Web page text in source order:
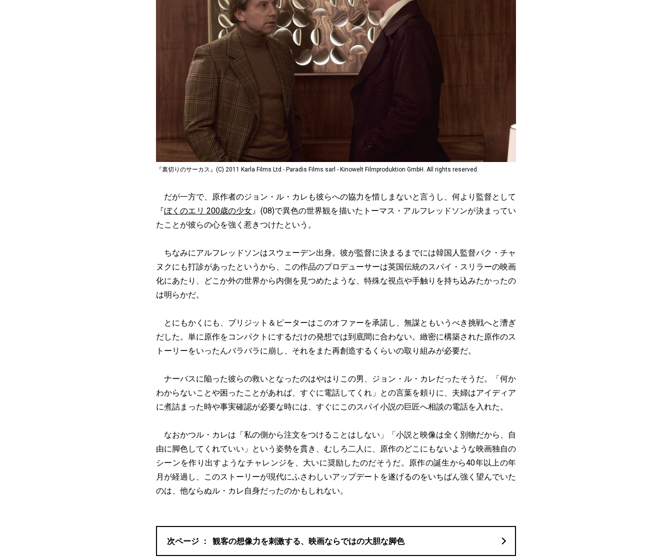
『裏切りのサーカス』(C) 2011 Karla Films Ltd - Paradis Films sarl - Kinowelt Filmproduktion GmbH. All rights reserved.
だが一方で、原作者のジョン・ル・カレも彼らへの協力を惜しまないと言うし、何より監督として
『ぼくのエリ 200歳の少女 』(08)で異色の世界観を描いたトーマス・アルフレッドソンが決まってい
たことが彼らの心を強く惹きつけたという。
ちなみにアルフレッドソンはスウェーデン出身。彼が監督に決まるまでには韓国人監督パク・チャ
ヌクにも打診があったというから、この作品のプロデューサーは英国伝統のスパイ・スリラーの映画
化にあたり、どこか外の世界から内側を見つめたような、特殊な視点や手触りを持ち込みたかったの
は明らかだ。
とにもかくにも、ブリジット＆ピーターはこのオファーを承諾し、無謀ともいうべき挑戦へと漕ぎ
だした。単に原作をコンパクトにするだけの発想では到底間に合わない。緻密に構築された原作のス
トーリーをいったんバラバラに崩し、それをまた再創造するくらいの取り組みが必要だ。
ナーバスに陥った彼らの救いとなったのはやはりこの男、ジョン・ル・カレだったそうだ。「何か
わからないことや困ったことがあれば、すぐに電話してくれ」との言葉を頼りに、夫婦はアイディア
に煮詰まった時や事実確認が必要な時には、すぐにこのスパイ小説の巨匠へ相談の電話を入れた。
なおかつル・カレは「私の側から注文をつけることはしない」「小説と映像は全く別物だから、自
由に脚色してくれていい」という姿勢を貫き、むしろ二人に、原作のどこにもないような映画独自の
シーンを作り出すようなチャレンジを、大いに奨励したのだそうだ。原作の誕生から40年以上の年
月が経過し、このストーリーが現代にふさわしいアップデートを遂げるのをいちばん強く望んでいた
のは、他ならぬル・カレ自身だったのかもしれない。
観客の想像力を刺激する、映画ならではの大胆な脚色